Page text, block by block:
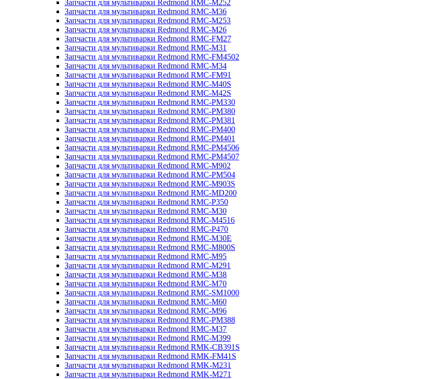
Запчасти для мультиварки Redmond RMC-M252
Запчасти для мультиварки Redmond RMC-M36
Запчасти для мультиварки Redmond RMC-M253
Запчасти для мультиварки Redmond RMC-M26
Запчасти для мультиварки Redmond RMC-FM27
Запчасти для мультиварки Redmond RMC-M31
Запчасти для мультиварки Redmond RMC-FM4502
Запчасти для мультиварки Redmond RMC-M34
Запчасти для мультиварки Redmond RMC-FM91
Запчасти для мультиварки Redmond RMC-M40S
Запчасти для мультиварки Redmond RMC-M42S
Запчасти для мультиварки Redmond RMC-PM330
Запчасти для мультиварки Redmond RMC-PM380
Запчасти для мультиварки Redmond RMC-PM381
Запчасти для мультиварки Redmond RMC-PM400
Запчасти для мультиварки Redmond RMC-PM401
Запчасти для мультиварки Redmond RMC-PM4506
Запчасти для мультиварки Redmond RMC-PM4507
Запчасти для мультиварки Redmond RMC-M902
Запчасти для мультиварки Redmond RMC-PM504
Запчасти для мультиварки Redmond RMC-M903S
Запчасти для мультиварки Redmond RMC-MD200
Запчасти для мультиварки Redmond RMC-P350
Запчасти для мультиварки Redmond RMC-M30
Запчасти для мультиварки Redmond RMC-M4516
Запчасти для мультиварки Redmond RMC-P470
Запчасти для мультиварки Redmond RMC-M30E
Запчасти для мультиварки Redmond RMC-M800S
Запчасти для мультиварки Redmond RMC-M95
Запчасти для мультиварки Redmond RMC-M291
Запчасти для мультиварки Redmond RMC-M38
Запчасти для мультиварки Redmond RMC-M70
Запчасти для мультиварки Redmond RMC-SM1000
Запчасти для мультиварки Redmond RMC-M60
Запчасти для мультиварки Redmond RMC-M96
Запчасти для мультиварки Redmond RMC-PM388
Запчасти для мультиварки Redmond RMC-M37
Запчасти для мультиварки Redmond RMC-M399
Запчасти для мультиварки Redmond RMK-CB391S
Запчасти для мультиварки Redmond RMK-FM41S
Запчасти для мультиварки Redmond RMK-M231
Запчасти для мультиварки Redmond RMK-M271